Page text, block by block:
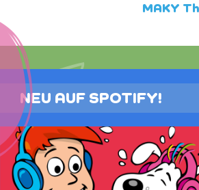
MAKY
NEU AUF SPOTIFY!